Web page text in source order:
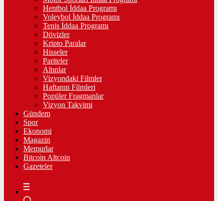
Hentbol İddaa Programı
Voleybol İddaa Programı
Tenis İddaa Programı
Dövizler
Kripto Paralar
Hisseler
Pariteler
Altınlar
Vizyondaki Filmler
Haftanın Filmleri
Popüler Fragmanlar
Vizyon Takvimi
Gündem
Spor
Ekonomi
Magazin
Memurlar
Bitcoin Altcoin
Gazeteler